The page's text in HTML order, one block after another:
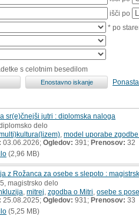
išči po
* po
s celotnim besedilom
sr(e)čnejši jutri : diplomska naloga
diplomsko delo
model uporabe
03.06.2026; Ogledov: 391; Prenosov: 32
(2,96 MB)
z Rožanca za osebe s slepoto :
magistrsko delo
mitrej zgodba o Mitri osebe s
25.08.2025; Ogledov: 931; Prenosov: 33
(5,25 MB)